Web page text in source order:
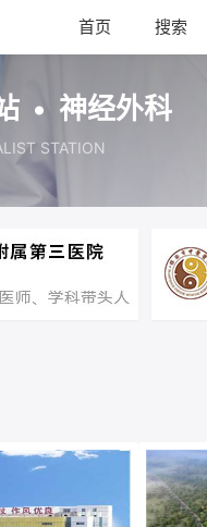
首页 搜索
• 神经外科
STATION